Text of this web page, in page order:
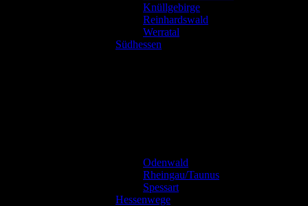
Knüllgebirge
Reinhardswald
Werratal
Südhessen
Odenwald
Rheingau/Taunus
Spessart
Hessenwege